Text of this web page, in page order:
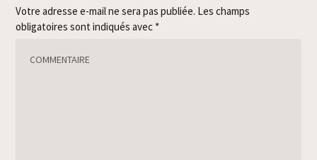
Votre adresse e-mail ne sera pas publiée. Les champs
obligatoires sont indiqués avec *